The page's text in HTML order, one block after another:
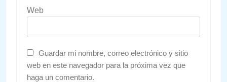
Web
Guardar mi nombre, correo electrónico y sitio
web en este navegador para la próxima vez que
haga un comentario.